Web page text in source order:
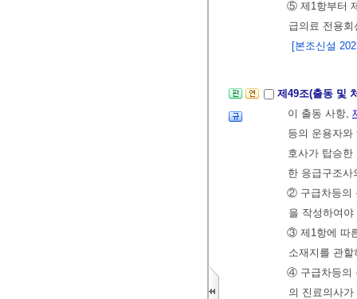
⑤ 제1항부터
급의료 전용
[본조신설
제49조(출동 및
이 출동 사항,
등의 운용자
호사가 탑승
한 응급구조
② 구급차등의
을 작성하여
③ 제1항에 따
소재지를 관
④ 구급차등의
의 진료의사